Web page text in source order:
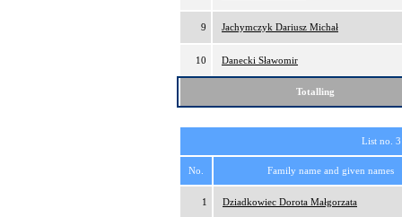
9 Jachymczyk Dariusz Michał
10 Danecki Sławomir
Totalling
List no.
No. Family name and given names
1 Dziadkowiec Dorota Małgorzata